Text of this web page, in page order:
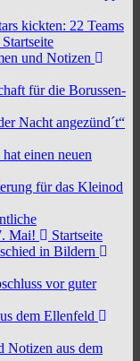
kickten: 22 Teams
Startseite
und Notizen
für die Borussen-
Nacht angezünd´t“
einen neuen
für das Kleinod
Mai!
Startseite
in Bildern
vor guter
dem Ellenfeld
Notizen aus dem